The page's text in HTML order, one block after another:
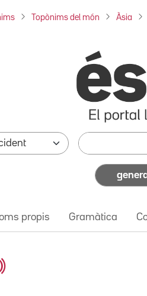
Topònims del món Àsia
propis Gramàtica